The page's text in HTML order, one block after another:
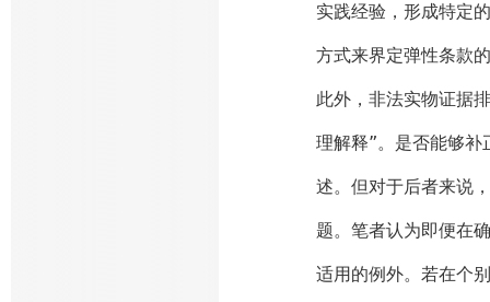
实践经验，形成特定
方式来界定弹性条款
此外，非法实物证据
理解释”。是否能够补
述。但对于后者来说
题。笔者认为即便在
适用的例外。若在个